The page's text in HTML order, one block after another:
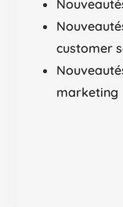
customer
marketing